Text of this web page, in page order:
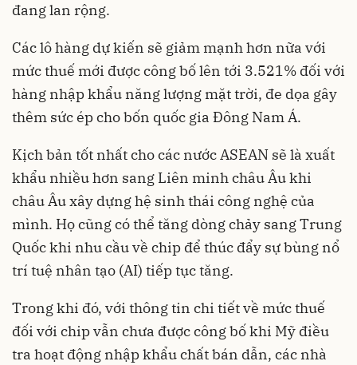
đang lan rộng.
Các lô hàng dự kiến ​​sẽ giảm mạnh hơn nữa với
mức thuế mới được công bố lên tới 3.521% đối với
hàng nhập khẩu năng lượng mặt trời, đe dọa gây
thêm sức ép cho bốn quốc gia Đông Nam Á.
Kịch bản tốt nhất cho các nước ASEAN sẽ là xuất
khẩu nhiều hơn sang Liên minh châu Âu khi
châu Âu xây dựng hệ sinh thái công nghệ của
mình. Họ cũng có thể tăng dòng chảy sang Trung
Quốc khi nhu cầu về chip để thúc đẩy sự bùng nổ
trí tuệ nhân tạo (AI) tiếp tục tăng.
Trong khi đó, với thông tin chi tiết về mức thuế
đối với chip vẫn chưa được công bố khi Mỹ điều
tra hoạt động nhập khẩu chất bán dẫn, các nhà